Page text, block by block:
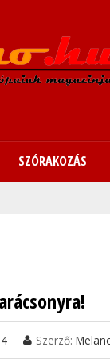
SZÓRAKOZÁS
Szerző: